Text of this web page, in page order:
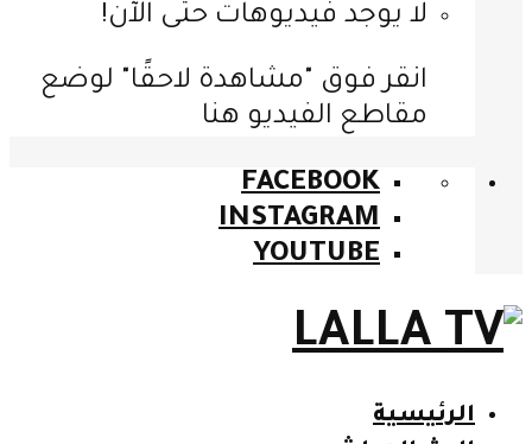
لا يوجد فيديوهات حتى الآن!
انقر فوق "مشاهدة لاحقًا" لوضع
مقاطع الفيديو هنا
FACEBOOK
INSTAGRAM
YOUTUBE
الرئيسية